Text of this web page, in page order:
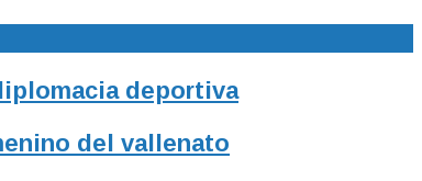
deportiva
del vallenato